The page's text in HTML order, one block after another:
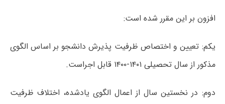
افزون بر این مقرر شده است:
یکم: تعیین و اختصاص ظرفیت پذیرش دانشجو بر اساس الگوی
مذکور از سال تحصیلی ۱۴۰۱-۱۴۰۰ قابل اجراست.
دوم: در نخستین سال از اعمال الگوی یادشده، اختلاف ظرفیت